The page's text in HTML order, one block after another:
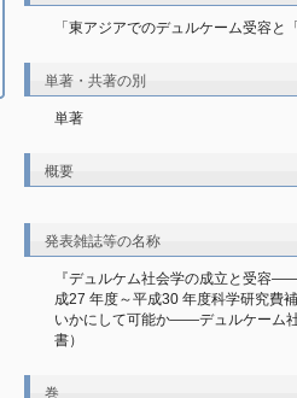
「東アジアでのデュルケーム受容と
単著・共著の別
単著
概要
発表雑誌等の名称
『デュルケム社会学の成立と受容
成27 年度～平成30 年度科学研究費
いかにして可能か――デュルケーム
書）
巻